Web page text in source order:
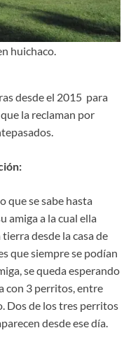
huichaco.
desde el 2015 para
la reclaman por
que se sabe hasta
amiga a la cual ella
desde la casa de
que siempre se podían
se queda esperando
con 3 perritos, entre
Dos de los tres perritos
desde ese día.